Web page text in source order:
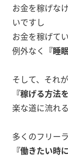
お金を稼げな
いですし
お金を稼げて
例外なく 『睡
そして、それ
『稼げる方法
楽な道に流れる
多くのフリー
『働きたい時